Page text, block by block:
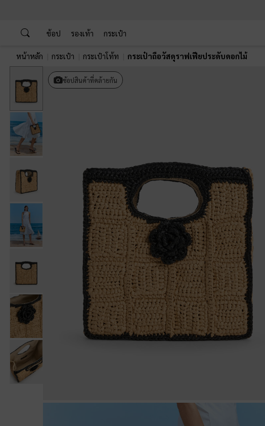
ช้อป รองเท้า กระเป๋า
หน้าหลัก กระเป๋า กระเป๋าโท้ท กระเป๋าถือวัสดุราฟเฟียประดับดอกไม้
ช้อปสินค้าที่คล้ายกัน